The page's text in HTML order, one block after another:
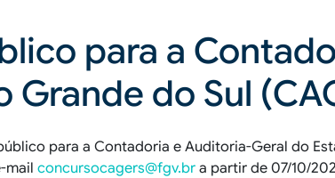
para a
Grande do Sul
para a Contadoria e Auditoria-Geral do
mail concursocagers@fgv.br a partir de 07/10/